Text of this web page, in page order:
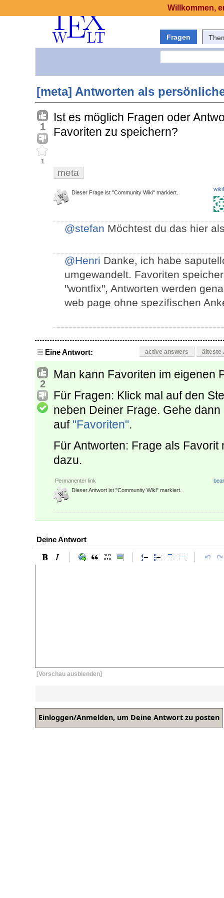
Fragen
[meta] Antworten als
1
1
Ist es möglich Fragen oder
Favoriten zu speichern?
meta
Dieser Frage ist "Community Wiki" markiert.
@stefan Möchtest du das hier
@Henri Danke, ich habe
umgewandelt. Favoriten
"wontfix", Antworten werden
web page ohne spezifischen
Eine Antwort: active answers älteste
2
Man kann Favoriten im eigenen
Für Fragen: Klick mal auf den
neben Deiner Frage. Gehe
auf "Favoriten".
Für Antworten: Frage als
dazu.
Permanenter link
Dieser Antwort ist "Community Wiki" markiert.
Deine Antwort
[Vorschau ausblenden]
Willkommen,